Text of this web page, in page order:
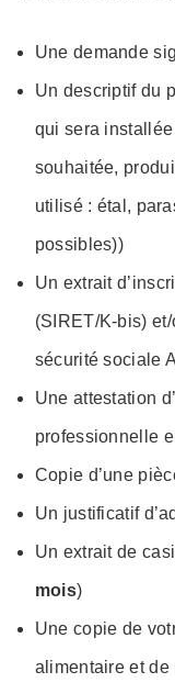
Une demande
Un descriptif du
qui sera
souhaitée,
utilisé : étal,
possibles))
Un extrait
(SIRET/K-bis)
sécurité sociale
Une attestation
professionnelle
Copie d’une
Un justificatif
Un extrait de
mois)
Une copie de
alimentaire et